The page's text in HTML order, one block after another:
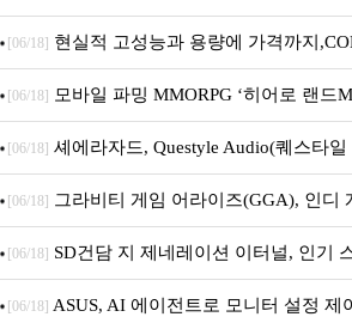
브랜드데이 기획전 진행
[06/18] 현실적 고성능과 용량에 가격까지
M.2 NVMe 디앤디컴 1TB
[06/18] 모바일 파밍 MMORPG ‘히어로 랜드
[06/18] 셰에라자드, Questyle Audio(퀘스타
내 정식 출시
[06/18] 그라비티 게임 어라이즈(GGA), 인디
던전 13’ 참가!
[06/18] SD건담 지 제네레이션 이터널, 인기
아의 용사’ 재개최 및 풍성한 기념 이벤트
[06/18] ASUS, AI 에이전트로 모니터 설정 제